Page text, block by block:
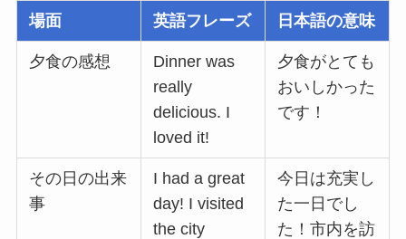
場面 英語フレーズ 日本語の意味
夕食の感想
Dinner was
really
delicious. I
loved it!
夕食がとても
おいしかった
です！
その日の出来
事
I had a great
day! I visited
the city
今日は充実し
た一日でし
た！市内を訪